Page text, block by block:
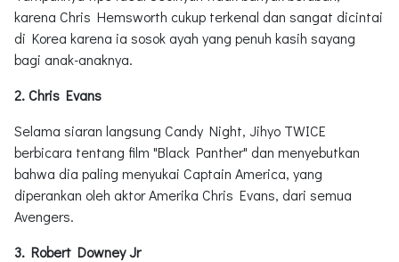
karena Chris Hemsworth cukup terkenal dan sangat dicintai
di Korea karena ia sosok ayah yang penuh kasih sayang
bagi anak-anaknya.
2. Chris Evans
Selama siaran langsung Candy Night, Jihyo TWICE
berbicara tentang film "Black Panther" dan menyebutkan
bahwa dia paling menyukai Captain America, yang
diperankan oleh aktor Amerika Chris Evans, dari semua
Avengers.
3. Robert Downey Jr